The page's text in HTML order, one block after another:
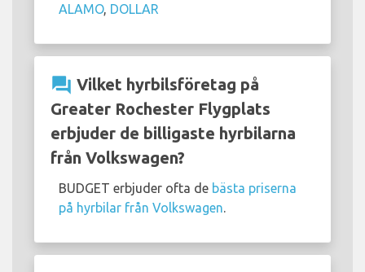
ALAMO, DOLLAR
question_answer Vilket hyrbilsföretag på
Greater Rochester Flygplats
erbjuder de billigaste hyrbilarna
från Volkswagen?
BUDGET erbjuder ofta de bästa priserna
på hyrbilar från Volkswagen